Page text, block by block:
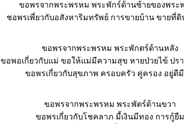
ขอพรจากพระพรหม พระพักร์ด้านซ้ายของพระ
ชอพรเพี่ยวกับอสังหาริมทรัพย์ การขายบ้าน ขายที่
ขอพรจากพระพรหม พระพักตร์ด้านหลัง
ขอพอเกี่ยวกับแม่ ขอให้แม่มีความสุข หายป่วยไข้ ปร
ขอพรเกี่ยวกับสุขภาพ ครอบครัว คู่ครอง อยู่ดี
ขอพรจากพระพรหม พระพัตร์ด้านขวา
ขอพรเกี่ยวกับโชคลาภ มี้เงินมีทอง การกู้ยืม